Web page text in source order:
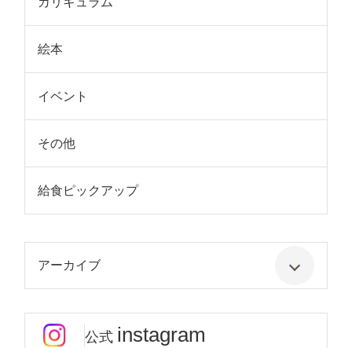
絵本
イベント
その他
給食ピックアップ
アーカイブ
公式 instagram